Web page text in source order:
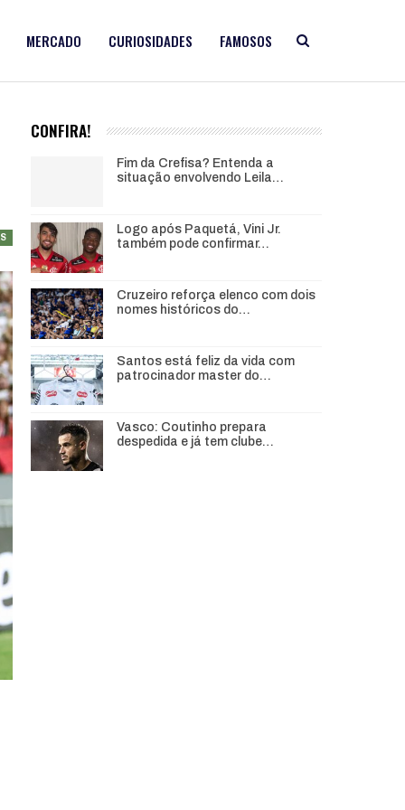
MERCADO CURIOSIDADES FAMOSOS
CONFIRA!
Fim da Crefisa? Entenda a
situação envolvendo Leila…
Logo após Paquetá, Vini Jr.
também pode confirmar…
Cruzeiro reforça elenco com dois
nomes históricos do…
Santos está feliz da vida com
patrocinador master do…
Vasco: Coutinho prepara
despedida e já tem clube…